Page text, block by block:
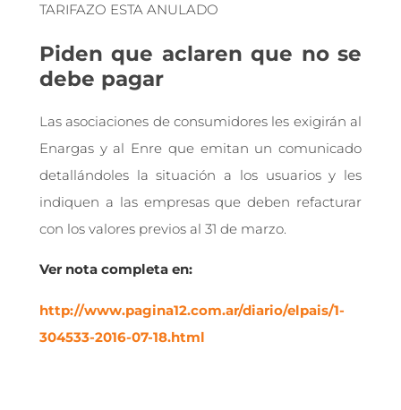
TARIFAZO ESTA ANULADO
Piden que aclaren que no se
debe pagar
Las asociaciones de consumidores les exigirán al
Enargas y al Enre que emitan un comunicado
detallándoles la situación a los usuarios y les
indiquen a las empresas que deben refacturar
con los valores previos al 31 de marzo.
Ver nota completa en:
http://www.pagina12.com.ar/diario/elpais/1-
304533-2016-07-18.html